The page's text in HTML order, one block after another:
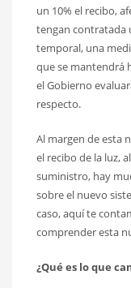
un 10% el recibo,
tengan contratada
temporal, una
que se mantendrá
el Gobierno
respecto.
Al margen de esta
el recibo de la luz,
suministro, hay
sobre el nuevo
caso, aquí te
comprender esta
¿Qué es lo que